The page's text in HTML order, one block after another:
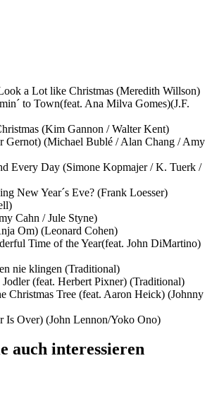
a Lot like Christmas (Meredith Willson)
to Town(feat. Ana Milva Gomes)(J.F.
(Kim Gannon / Walter Kent)
Gernot) (Michael Bublé / Alan Chang / Amy
Every Day (Simone Kopmajer / K. Tuerk /
New Year´s Eve? (Frank Loesser)
Cahn / Jule Styne)
Om) (Leonard Cohen)
Time of the Year(feat. John DiMartino)
nie klingen (Traditional)
Jodler (feat. Herbert Pixner) (Traditional)
Christmas Tree (feat. Aaron Heick) (Johnny
Is Over) (John Lennon/Yoko Ono)
auch interessieren